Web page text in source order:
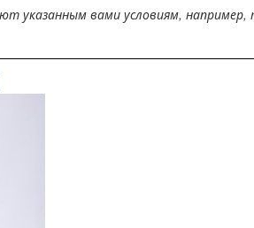
вами условиям, например,